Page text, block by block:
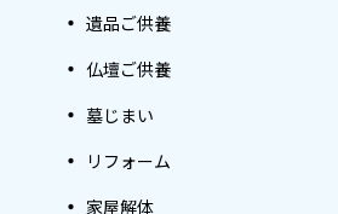
遺品ご供養
仏壇ご供養
墓じまい
リフォーム
家屋解体